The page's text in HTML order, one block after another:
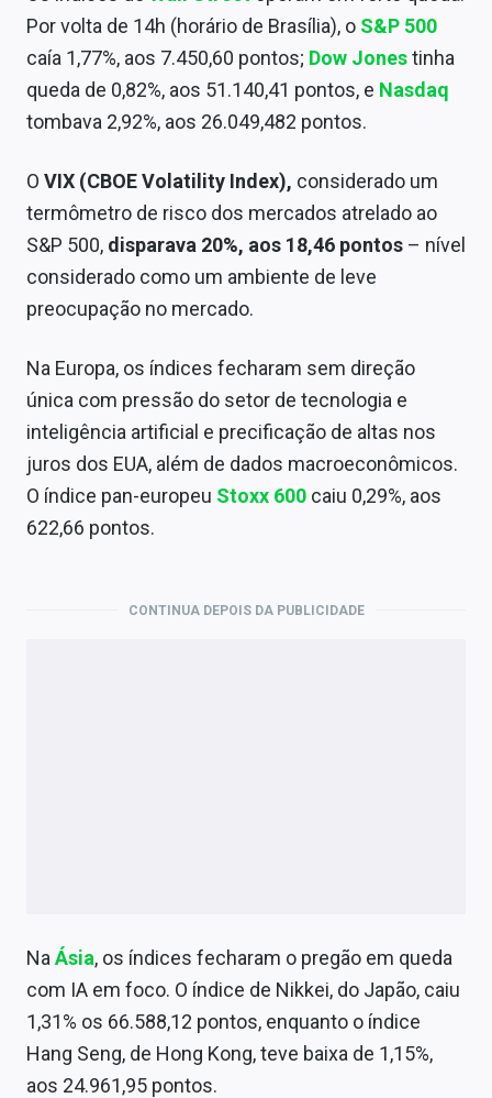
Por volta de 14h (horário de Brasília), o S&P 500
caía 1,77%, aos 7.450,60 pontos; Dow Jonestinha
queda de 0,82%, aos 51.140,41 pontos, e Nasdaq
tombava 2,92%, aos 26.049,482 pontos.
O VIX (CBOE Volatility Index), considerado um
termômetro de risco dos mercados atrelado ao
S&P 500, disparava 20%, aos 18,46 pontos – nível
considerado como um ambiente de leve
preocupação no mercado.
Na Europa, os índices fecharam sem direção
única com pressão do setor de tecnologia e
inteligência artificial e precificação de altas nos
juros dos EUA, além de dados macroeconômicos.
O índice pan-europeu Stoxx 600 caiu 0,29%, aos
622,66 pontos.
CONTINUA DEPOIS DA PUBLICIDADE
Na Ásia, os índices fecharam o pregão em queda
com IA em foco. O índice de Nikkei, do Japão, caiu
1,31% os 66.588,12 pontos, enquanto o índice
Hang Seng, de Hong Kong, teve baixa de 1,15%,
aos 24.961,95 pontos.